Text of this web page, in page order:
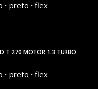
preto flex
T 270 MOTOR 1.3 TURBO
preto flex